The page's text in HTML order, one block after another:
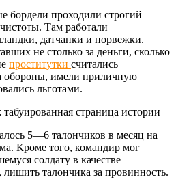
бордели проходили строгий
Там работали
датчанки и норвежки.
не столько за деньги, сколько
проститутки считались
обороны, имели приличную
льготами.
5—6 талончиков в месяц на
Кроме того, командир мог
солдату в качестве
талончика за провинность.